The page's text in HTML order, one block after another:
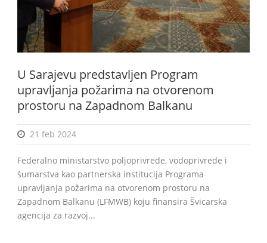
BiH
U Sarajevu predstavljen Program
upravljanja požarima na otvorenom
prostoru na Zapadnom Balkanu
21 feb 2024
Federalno ministarstvo poljoprivrede, vodoprivrede i
šumarstva kao partnerska institucija Programa
upravljanja požarima na otvorenom prostoru na
Zapadnom Balkanu (LFMWB) koju finansira Švicarska
agencija za razvoj...